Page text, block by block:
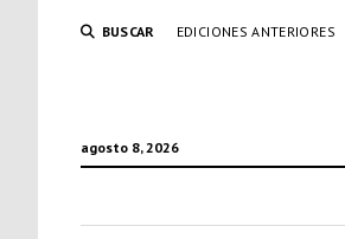
BUSCAR EDICIONES ANTERIORES
agosto 8, 2026